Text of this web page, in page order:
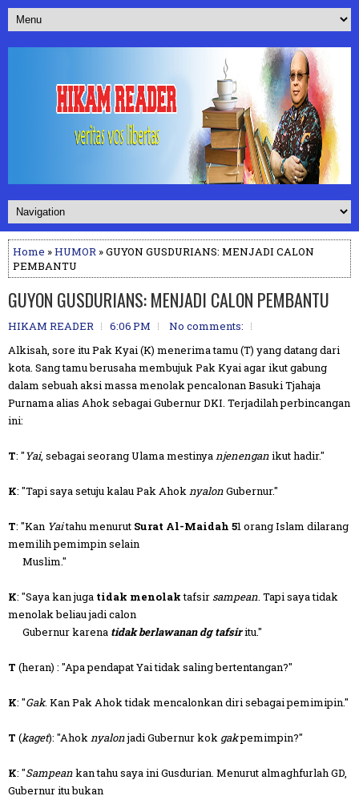
Home »HUMOR » GUYON GUSDURIANS: MENJADI CALON
PEMBANTU
GUYON GUSDURIANS: MENJADI CALON PEMBANTU
HIKAM READER 6:06 PM
No comments:
Alkisah, sore itu Pak Kyai (K) menerima tamu (T) yang datang dari
kota. Sang tamu berusaha membujuk Pak Kyai agar ikut gabung
dalam sebuah aksi massa menolak pencalonan Basuki Tjahaja
Purnama alias Ahok sebagai Gubernur DKI. Terjadilah perbincangan
ini:
T: "Yai, sebagai seorang Ulama mestinyanjenenganikut hadir."
K: "Tapi saya setuju kalau Pak AhoknyalonGubernur."
T: "Kan Yaitahu menurut Surat Al-Maidah 51 orang Islam dilarang
memilih pemimpin selain
Muslim."
K: "Saya kan juga tidak menolaktafsirsampean. Tapi saya tidak
menolak beliau jadi calon
Gubernur karena tidak berlawanan dg tafsiritu."
T (heran) : "Apa pendapat Yai tidak saling bertentangan?"
K: "Gak. Kan Pak Ahok tidak mencalonkan diri sebagai pemimipin."
T (kaget): "Ahoknyalonjadi Gubernur kok gakpemimpin?"
K: "Sampeankan tahu saya ini Gusdurian. Menurut almaghfurlah GD,
Gubernur itu bukan